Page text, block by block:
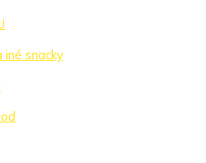
iné snacky